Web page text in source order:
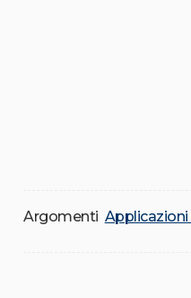
Argomenti